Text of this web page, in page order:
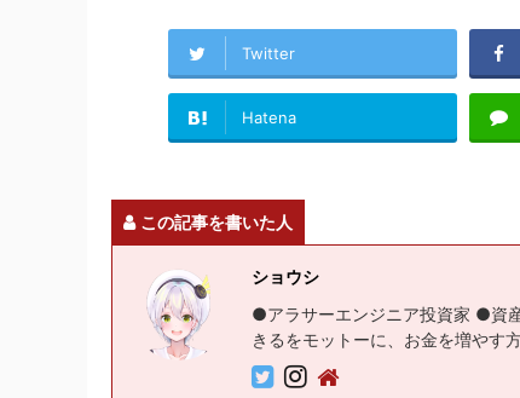
Twitter
Hatena
この記事を書いた人
ショウシ
●アラサーエンジニア投資家 ●資
きるをモットーに、お金を増やす